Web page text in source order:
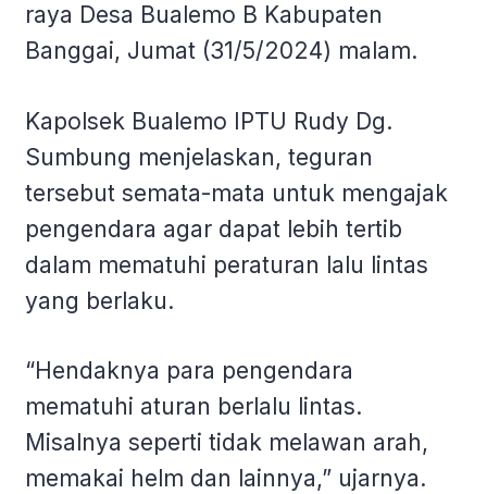
raya Desa Bualemo B Kabupaten
Banggai, Jumat (31/5/2024) malam.
Kapolsek Bualemo IPTU Rudy Dg.
Sumbung menjelaskan, teguran
tersebut semata-mata untuk mengajak
pengendara agar dapat lebih tertib
dalam mematuhi peraturan lalu lintas
yang berlaku.
“Hendaknya para pengendara
mematuhi aturan berlalu lintas.
Misalnya seperti tidak melawan arah,
memakai helm dan lainnya,” ujarnya.